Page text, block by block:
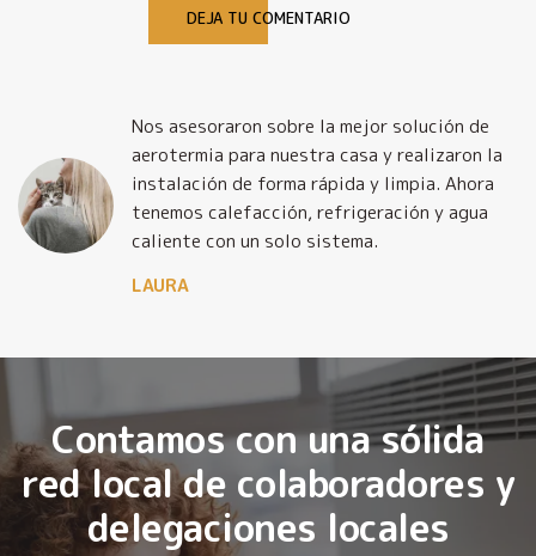
DEJA TU COMENTARIO
Nos asesoraron sobre la mejor solución de
aerotermia para nuestra casa y realizaron la
instalación de forma rápida y limpia. Ahora
tenemos calefacción, refrigeración y agua
caliente con un solo sistema.
LAURA
Contamos con una sólida
red local de colaboradores y
delegaciones locales